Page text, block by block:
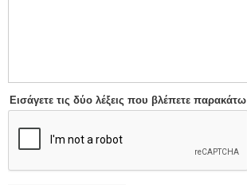
Εισάγετε τις δύο λέξεις που βλέπετε παρακάτω